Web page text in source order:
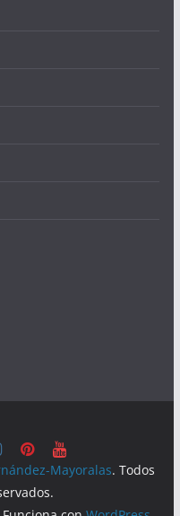
Mayoralas. Todos